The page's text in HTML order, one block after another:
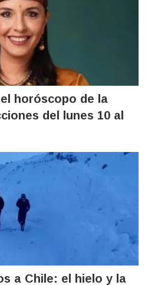
horóscopo de la
del lunes 10 al
a Chile: el hielo y la